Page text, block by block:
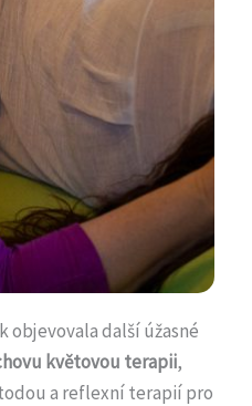
objevovala další úžasné
květovou terapii,
a reflexní terapií pro